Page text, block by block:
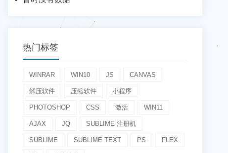
热门标签
WINRAR WIN10 JS CANVAS
解压软件 压缩软件 小程序
PHOTOSHOP CSS 激活 WIN11
AJAX JQ SUBLIME 注册机
SUBLIME SUBLIME TEXT PS FLEX